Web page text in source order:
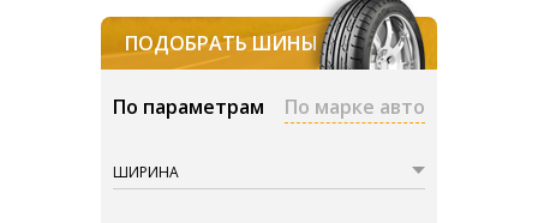
ПОДОБРАТЬ ШИНЫ
По параметрам По марке авто
ШИРИНА